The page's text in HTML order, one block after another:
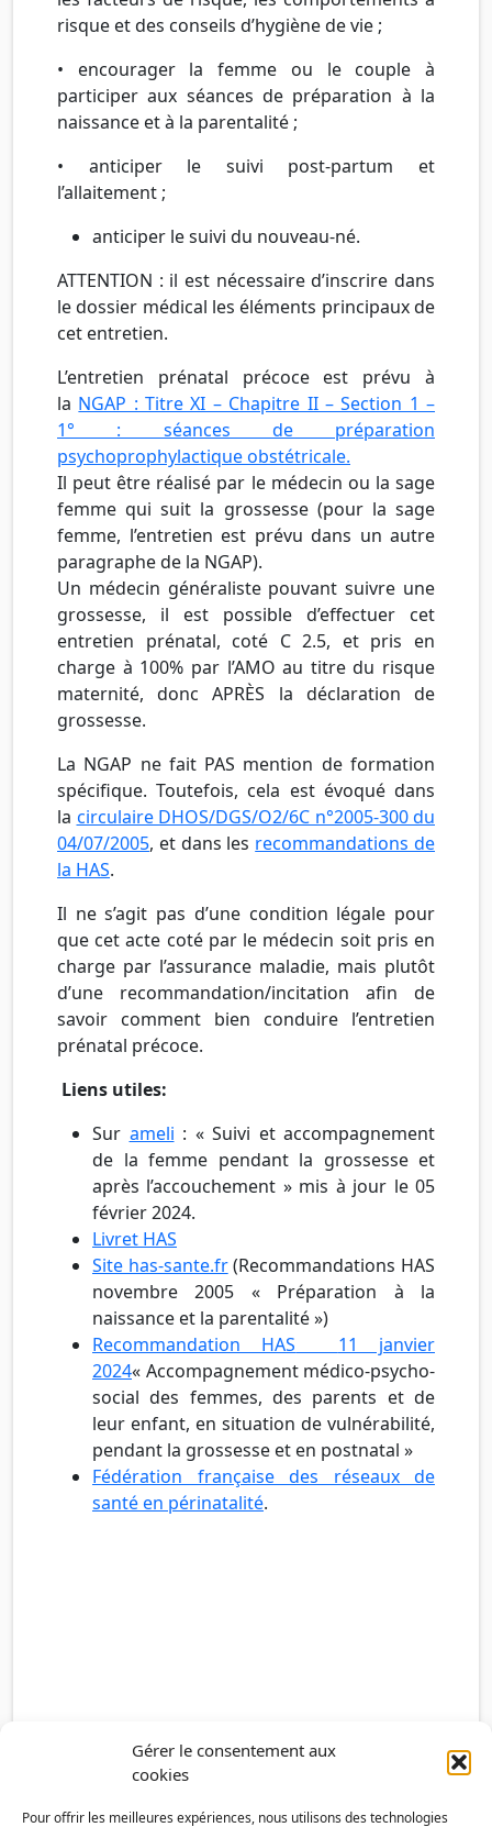
Gérer le consentement aux
cookies
Pour offrir les meilleures expériences, nous utilisons des technologies
risque et des conseils d’hygiène de vie ;
• encourager la femme ou le couple à
participer aux séances de préparation à la
naissance et à la parentalité ;
• anticiper le suivi post-partum et
l’allaitement ;
anticiper le suivi du nouveau-né.
ATTENTION : il est nécessaire d’inscrire dans
le dossier médical les éléments principaux de
cet entretien.
L’entretien prénatal précoce est prévu à
la NGAP : Titre XI – Chapitre II – Section 1 –
1° : séances de préparation
psychoprophylactique obstétricale.
Il peut être réalisé par le médecin ou la sage
femme qui suit la grossesse (pour la sage
femme, l’entretien est prévu dans un autre
paragraphe de la NGAP).
Un médecin généraliste pouvant suivre une
grossesse, il est possible d’effectuer cet
entretien prénatal, coté C 2.5, et pris en
charge à 100% par l’AMO au titre du risque
maternité, donc APRÈS la déclaration de
grossesse.
La NGAP ne fait PAS mention de formation
spécifique. Toutefois, cela est évoqué dans
la circulaire DHOS/DGS/O2/6C n°2005-300 du
04/07/2005, et dans les recommandations de
la HAS.
Il ne s’agit pas d’une condition légale pour
que cet acte coté par le médecin soit pris en
charge par l’assurance maladie, mais plutôt
d’une recommandation/incitation afin de
savoir comment bien conduire l’entretien
prénatal précoce.
Liens utiles:
Sur ameli : « Suivi et accompagnement
de la femme pendant la grossesse et
après l’accouchement » mis à jour le 05
février 2024.
Livret HAS
Site has-sante.fr(Recommandations HAS
novembre 2005 « Préparation à la
naissance et la parentalité »)
Recommandation HAS
11 janvier
2024« Accompagnement médico-psycho-
social des femmes, des parents et de
leur enfant, en situation de vulnérabilité,
pendant la grossesse et en postnatal »
Fédération française des réseaux de
santé en périnatalité.